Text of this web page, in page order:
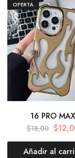
OFERTA
16 PRO MAX
$18,00 $
Añadir al